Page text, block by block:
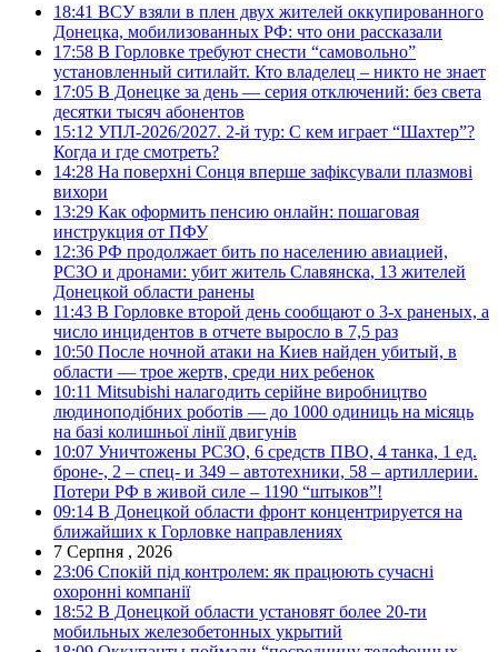
18:41 ВСУ взяли в плен двух жителей оккупированного
Донецка, мобилизованных РФ: что они рассказали
17:58 В Горловке требуют снести “самовольно”
установленный ситилайт. Кто владелец – никто не знает
17:05 В Донецке за день — серия отключений: без света
десятки тысяч абонентов
15:12 УПЛ-2026/2027. 2-й тур: С кем играет “Шахтер”?
Когда и где смотреть?
14:28 На поверхні Сонця вперше зафіксували плазмові
вихори
13:29 Как оформить пенсию онлайн: пошаговая
инструкция от ПФУ
12:36 РФ продолжает бить по населению авиацией,
РСЗО и дронами: убит житель Славянска, 13 жителей
Донецкой области ранены
11:43 В Горловке второй день сообщают о 3-х раненых, а
число инцидентов в отчете выросло в 7,5 раз
10:50 После ночной атаки на Киев найден убитый, в
области — трое жертв, среди них ребенок
10:11 Mitsubishi налагодить серійне виробництво
людиноподібних роботів — до 1000 одиниць на місяць
на базі колишньої лінії двигунів
10:07 Уничтожены РСЗО, 6 средств ПВО, 4 танка, 1 ед.
броне-, 2 – спец- и 349 – автотехники, 58 – артиллерии.
Потери РФ в живой силе – 1190 “штыков”!
09:14 В Донецкой области фронт концентрируется на
ближайших к Горловке направлениях
7 Серпня , 2026
23:06 Спокій під контролем: як працюють сучасні
охоронні компанії
18:52 В Донецкой области установят более 20-ти
мобильных железобетонных укрытий